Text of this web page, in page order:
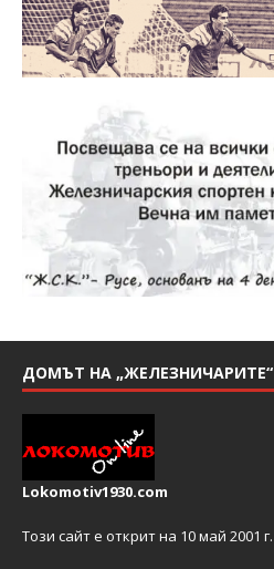
ДОМЪТ НА „ЖЕЛЕЗНИЧАРИТЕ“
Lokomotiv1930.com
Този сайт е открит на 10 май 2001 г.